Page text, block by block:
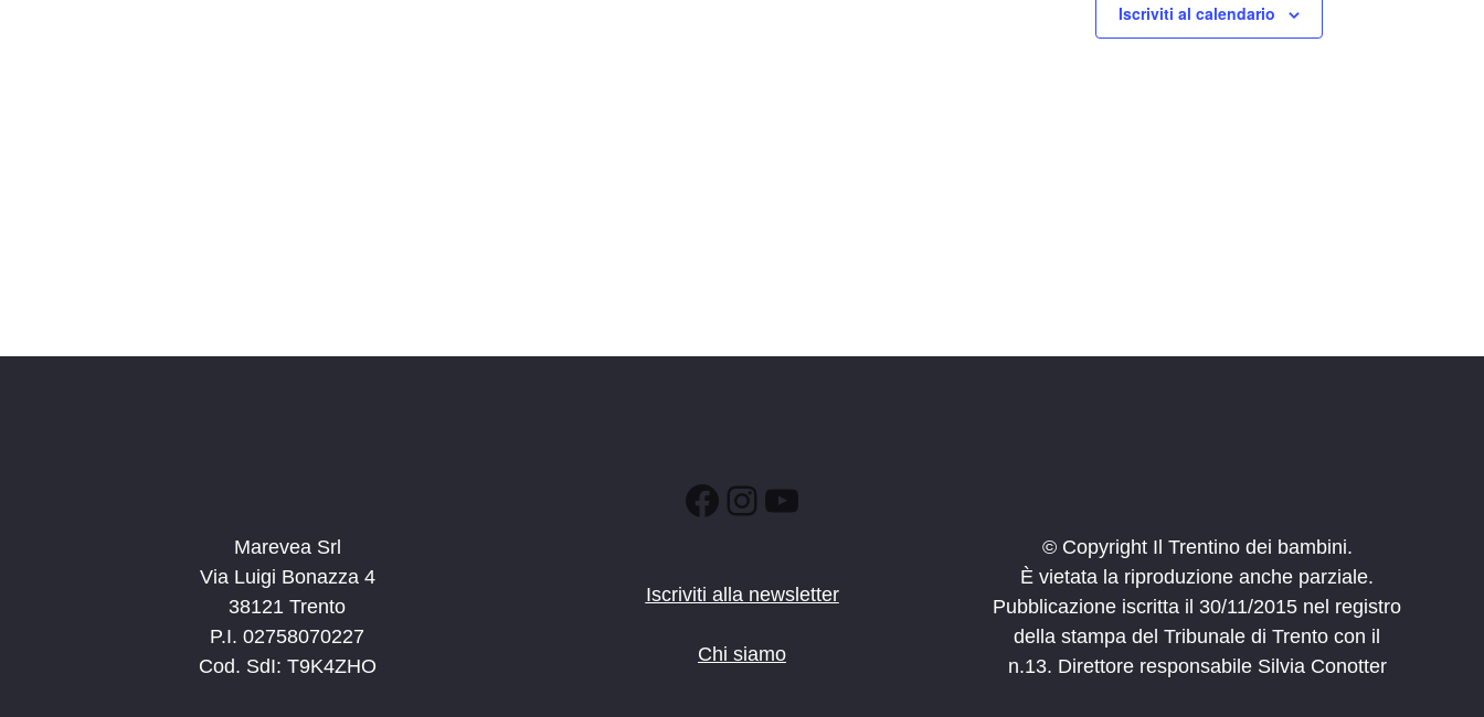
Iscriviti al calendario
Marevea Srl
Via Luigi Bonazza 4
38121 Trento
P.I. 02758070227
Cod. SdI: T9K4ZHO
Facebook
Instagram
YouTube
Iscriviti alla newsletter
Chi siamo
© Copyright Il Trentino dei bambini.
È vietata la riproduzione anche parziale.
Pubblicazione iscritta il 30/11/2015 nel registro
della stampa del Tribunale di Trento con il
n.13. Direttore responsabile Silvia Conotter